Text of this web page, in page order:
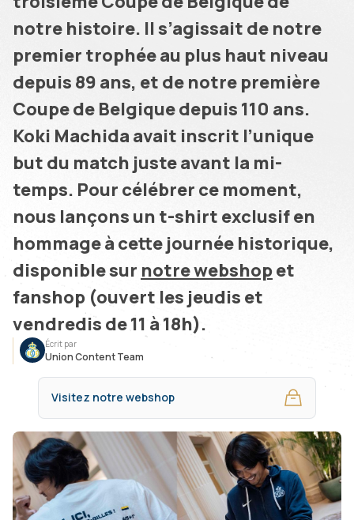
notre histoire. Il s’agissait de notre
premier trophée au plus haut niveau
depuis 89 ans, et de notre première
Coupe de Belgique depuis 110 ans.
Koki Machida avait inscrit l’unique
but du match juste avant la mi-
temps. Pour célébrer ce moment,
nous lançons un t-shirt exclusif en
hommage à cette journée historique,
disponible sur notre webshopet
fanshop (ouvert les jeudis et
vendredis de 11 à 18h).
Écrit par
Union Content Team
Visitez notre webshop